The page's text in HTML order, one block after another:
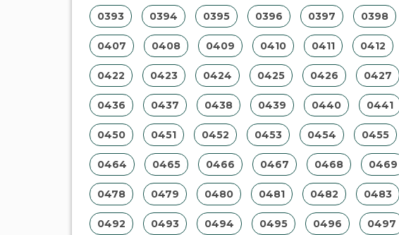
0393 0394 0395 0396 0397 0398
0407 0408 0409 0410 0411 0412
0422 0423 0424 0425 0426 0427
0436 0437 0438 0439 0440 0441
0450 0451 0452 0453 0454 0455
0464 0465 0466 0467 0468 0469
0478 0479 0480 0481 0482 0483
0492 0493 0494 0495 0496 0497